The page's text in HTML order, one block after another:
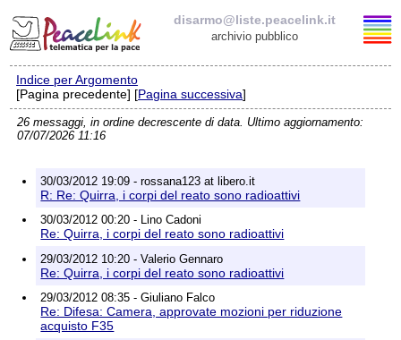
disarmo@liste.peacelink.it
archivio pubblico
Elenco delle liste
disarmo@liste.peacelink.it
Richieste di rimozione
Indice per Argomento
[Pagina precedente] [Pagina successiva]
26 messaggi, in ordine decrescente di data. Ultimo aggiornamento:
07/07/2026 11:16
30/03/2012 19:09 - rossana123 at libero.it
R: Re: Quirra, i corpi del reato sono radioattivi
30/03/2012 00:20 - Lino Cadoni
Re: Quirra, i corpi del reato sono radioattivi
29/03/2012 10:20 - Valerio Gennaro
Re: Quirra, i corpi del reato sono radioattivi
29/03/2012 08:35 - Giuliano Falco
Re: Difesa: Camera, approvate mozioni per riduzione
acquisto F35